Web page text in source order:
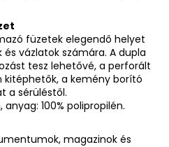
füzetek elegendő helyet
vázlatok számára. A dupla
tesz lehetővé, a perforált
kitéphetők, a kemény borító
a sérüléstől.
anyag: 100% polipropilén.
magazinok és